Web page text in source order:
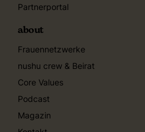
Partnerportal
about
Frauennetzwerke
nushu crew & Beirat
Core Values
Podcast
Magazin